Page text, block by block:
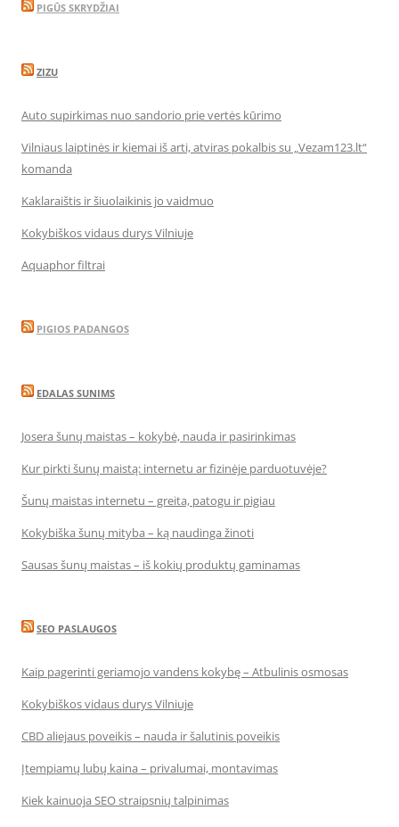
PIGŪS SKRYDŽIAI
ZIZU
Auto supirkimas nuo sandorio prie vertės kūrimo
Vilniaus laiptinės ir kiemai iš arti, atviras pokalbis su „Vezam123.lt“
komanda
Kaklaraištis ir šiuolaikinis jo vaidmuo
Kokybiškos vidaus durys Vilniuje
Aquaphor filtrai
PIGIOS PADANGOS
EDALAS SUNIMS
Josera šunų maistas – kokybė, nauda ir pasirinkimas
Kur pirkti šunų maistą: internetu ar fizinėje parduotuvėje?
Šunų maistas internetu – greita, patogu ir pigiau
Kokybiška šunų mityba – ką naudinga žinoti
Sausas šunų maistas – iš kokių produktų gaminamas
SEO PASLAUGOS
Kaip pagerinti geriamojo vandens kokybę – Atbulinis osmosas
Kokybiškos vidaus durys Vilniuje
CBD aliejaus poveikis – nauda ir šalutinis poveikis
Įtempiamų lubų kaina – privalumai, montavimas
Kiek kainuoja SEO straipsnių talpinimas